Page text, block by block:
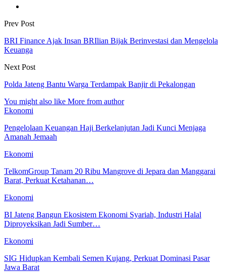
Prev Post
BRI Finance Ajak Insan BRIlian Bijak Berinvestasi dan Mengelola
Keuanga
Next Post
Polda Jateng Bantu Warga Terdampak Banjir di Pekalongan
You might also like More from author
Ekonomi
Pengelolaan Keuangan Haji Berkelanjutan Jadi Kunci Menjaga
Amanah Jemaah
Ekonomi
TelkomGroup Tanam 20 Ribu Mangrove di Jepara dan Manggarai
Barat, Perkuat Ketahanan…
Ekonomi
BI Jateng Bangun Ekosistem Ekonomi Syariah, Industri Halal
Diproyeksikan Jadi Sumber…
Ekonomi
SIG Hidupkan Kembali Semen Kujang, Perkuat Dominasi Pasar
Jawa Barat